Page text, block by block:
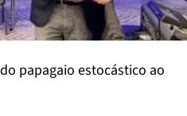
papagaio estocástico ao